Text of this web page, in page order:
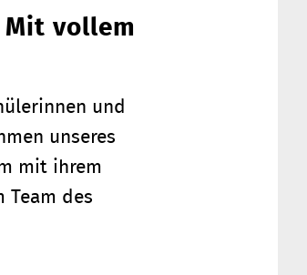
vollem
und
unseres
mit ihrem
Team des